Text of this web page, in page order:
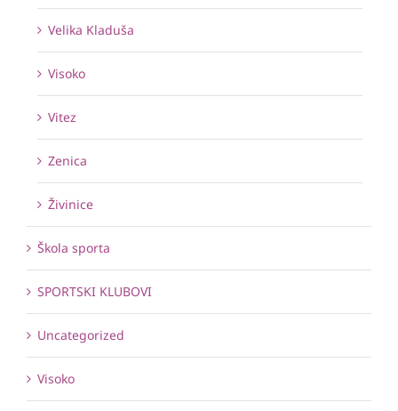
Velika Kladuša
Visoko
Vitez
Zenica
Živinice
Škola sporta
SPORTSKI KLUBOVI
Uncategorized
Visoko